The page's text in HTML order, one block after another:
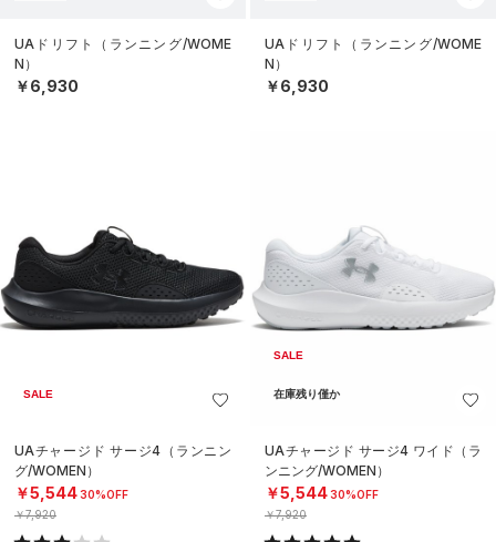
UAドリフト（ランニング/WOME
N）
￥6,930
UAドリフト（ランニング/WOME
N）
￥6,930
SALE
UAチャージド サージ4（ランニン
グ/WOMEN）
￥5,54430%OFF
￥7,920
SALE
在庫残り僅か
UAチャージド サージ4 ワイド（ラ
ンニング/WOMEN）
￥5,54430%OFF
￥7,920